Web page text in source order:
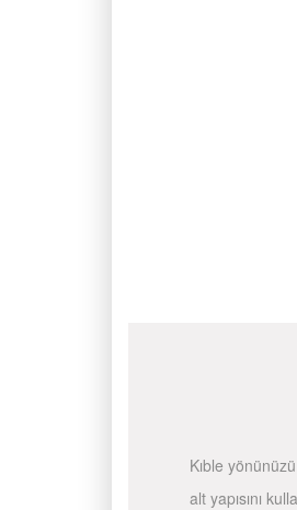
Kıble
alt yapısını